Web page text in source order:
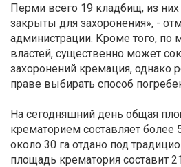
Перми всего 19 кладбищ, из
закрыты для захоронения», -
администрации. Кроме того, по
властей, существенно может
захоронений кремация, однако
праве выбирать способ
На сегодняшний день общая
крематорием составляет более
около 30 га отдано под
площадь крематория составит